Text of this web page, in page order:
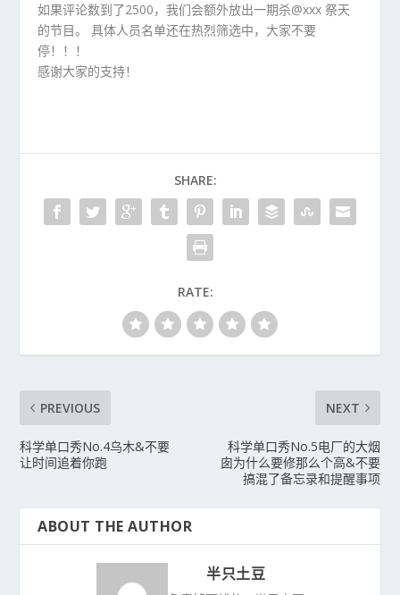
如果评论数到了2500，我们会额外放出一期杀@xxx 祭天
的节目。 具体人员名单还在热烈筛选中，大家不要
停！！！
感谢大家的支持！
SHARE:
RATE:
PREVIOUS
科学单口秀No.4乌木&不要
让时间追着你跑
NEXT
科学单口秀No.5电厂的大烟
囱为什么要修那么个高&不要
搞混了备忘录和提醒事项
ABOUT THE AUTHOR
半只土豆